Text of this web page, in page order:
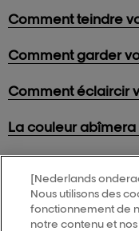
Comment teindre
Comment garder
Comment éclaircir
La couleur
[Nederlands
Nous utilisons des
fonctionnement de
notre contenu et